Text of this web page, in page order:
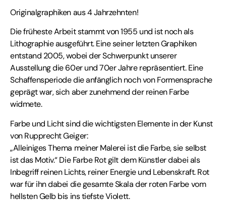
Originalgraphiken aus 4 Jahrzehnten!
Die früheste Arbeit stammt von 1955 und ist noch als
Lithographie ausgeführt. Eine seiner letzten Graphiken
entstand 2005, wobei der Schwerpunkt unserer
Ausstellung die 60er und 70er Jahre repräsentiert. Eine
Schaffensperiode die anfänglich noch von Formensprache
geprägt war, sich aber zunehmend der reinen Farbe
widmete.
Farbe und Licht sind die wichtigsten Elemente in der Kunst
von Rupprecht Geiger:
„Alleiniges Thema meiner Malerei ist die Farbe, sie selbst
ist das Motiv.“ Die Farbe Rot gilt dem Künstler dabei als
Inbegriff reinen Lichts, reiner Energie und Lebenskraft. Rot
war für ihn dabei die gesamte Skala der roten Farbe vom
hellsten Gelb bis ins tiefste Violett.